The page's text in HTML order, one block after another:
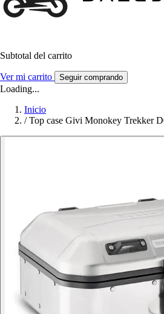
Subtotal del carrito
Ver mi carrito Seguir comprando
Loading...
Inicio
/ Top case Givi Monokey Trekker